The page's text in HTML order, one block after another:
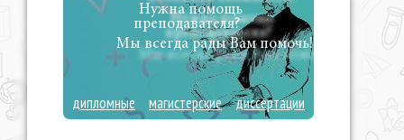
Нужна помощь
преподавателя?
Мы всегда рады Вам помочь!
дипломные магистерские диссертации